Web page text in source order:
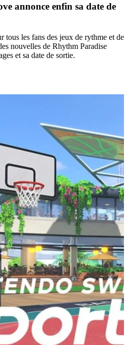
annonce enfin sa date de
tous les fans des jeux de rythme et de
nouvelles de Rhythm Paradise
et sa date de sortie.